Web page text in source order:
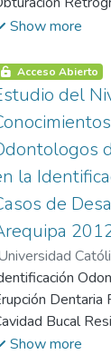
Blanco
Resultados
Show more
Acceso Abierto
del
la
de
08-13 )
Dentaria
Bucal
Show more